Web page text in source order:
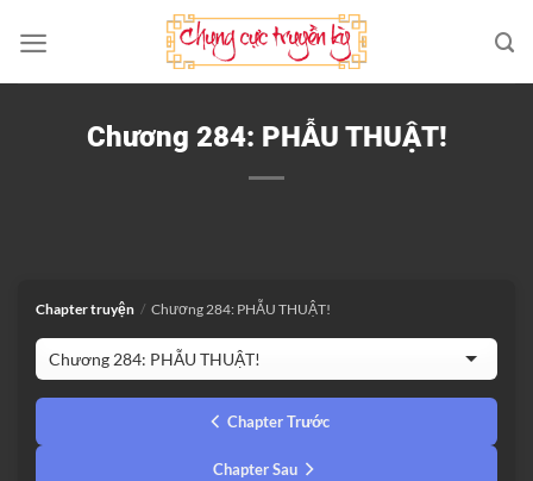
qua
nội
Chương 284: PHẪU THUẬT!
Chapter truyện / Chương 284: PHẪU THUẬT!
Chapter Trước
Chapter Sau